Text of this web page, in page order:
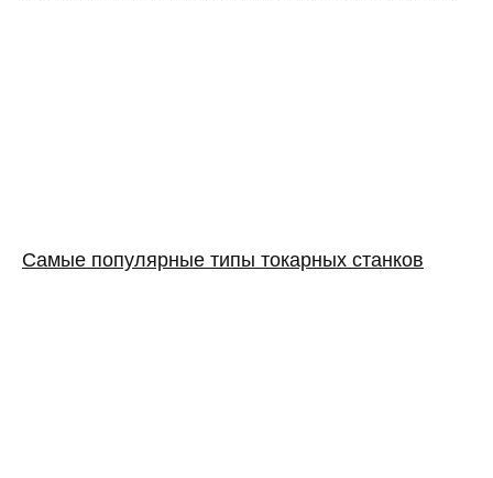
Самые популярные типы токарных станков